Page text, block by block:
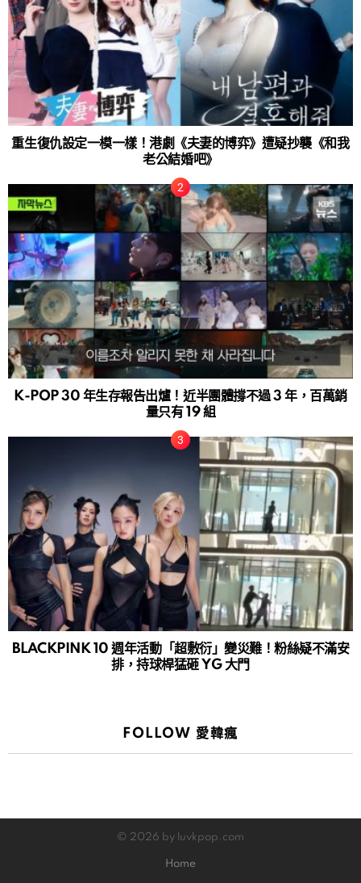
重生復仇設定一模一樣！港劇《夫妻的博弈》遭疑抄襲《和我
老公結婚吧》
K-POP 30 年生存報告出爐！近半團體撐不過 3 年，百萬銷
量只有 19 組
BLACKPINK 10 週年活動「超敷衍」變災難！粉絲疑不滿安
排，持球桿猛砸 YG 大門
FOLLOW 愛韓瘋
© 2026 by luvkpop.com
Home